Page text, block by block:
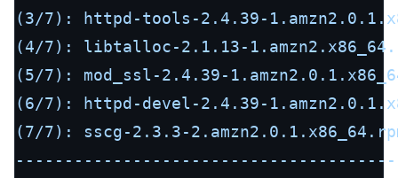
(3/7):
httpd-tools-2.4.39-
(4/7):
libtalloc-2.1.13-
(5/7):
mod_ssl-2.4.39-
(6/7):
httpd-devel-2.4.39-
(7/7):
sscg-2.3.3-